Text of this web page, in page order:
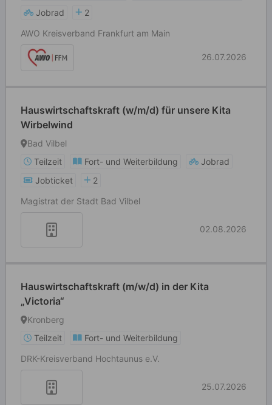
Jobrad
2
AWO Kreisverband Frankfurt am Main
26.07.2026
Hauswirtschaftskraft (w/m/d) für unsere Kita
Wirbelwind
Bad Vilbel
Teilzeit
Fort- und Weiterbildung
Jobrad
Jobticket
2
Magistrat der Stadt Bad Vilbel
02.08.2026
Hauswirtschaftskraft (m/w/d) in der Kita
„Victoria“
Kronberg
Teilzeit
Fort- und Weiterbildung
DRK-Kreisverband Hochtaunus e.V.
25.07.2026